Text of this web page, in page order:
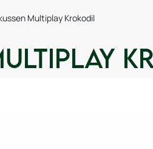
Multiplay Krokodil